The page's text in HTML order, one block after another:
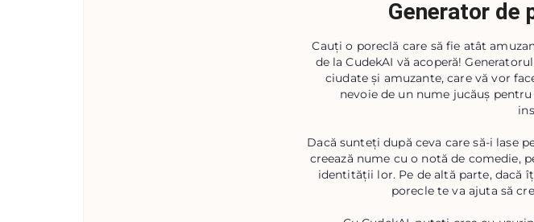
Generator de
Cauți o poreclă care să fie atât
de la CudekAI vă acoperă!
ciudate și amuzante, care vă vor
nevoie de un nume jucăuș
Dacă sunteți după ceva care să-i lase
creează nume cu o notă de comedie,
identității lor. Pe de altă parte, dacă
porecle te va ajuta să